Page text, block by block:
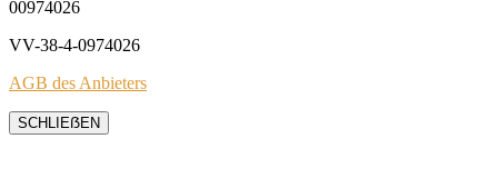
00974026
VV-38-4-0974026
AGB des Anbieters
SCHLIEẞEN